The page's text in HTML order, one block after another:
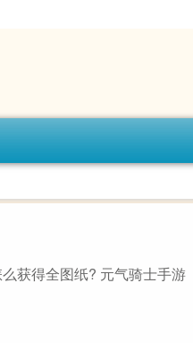
获得全图纸? 元气骑士手游